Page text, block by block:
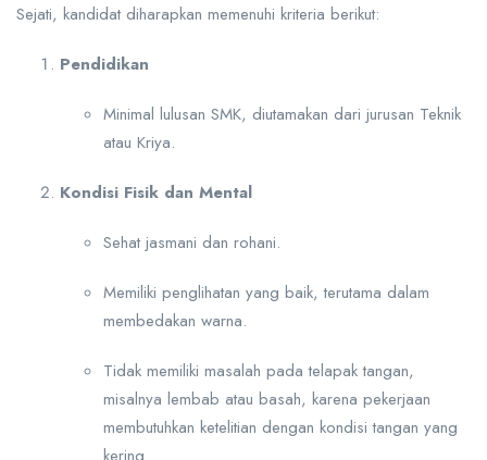
Sejati, kandidat diharapkan memenuhi kriteria berikut:
Pendidikan
Minimal lulusan SMK, diutamakan dari jurusan Teknik
atau Kriya.
Kondisi Fisik dan Mental
Sehat jasmani dan rohani.
Memiliki penglihatan yang baik, terutama dalam
membedakan warna.
Tidak memiliki masalah pada telapak tangan,
misalnya lembab atau basah, karena pekerjaan
membutuhkan ketelitian dengan kondisi tangan yang